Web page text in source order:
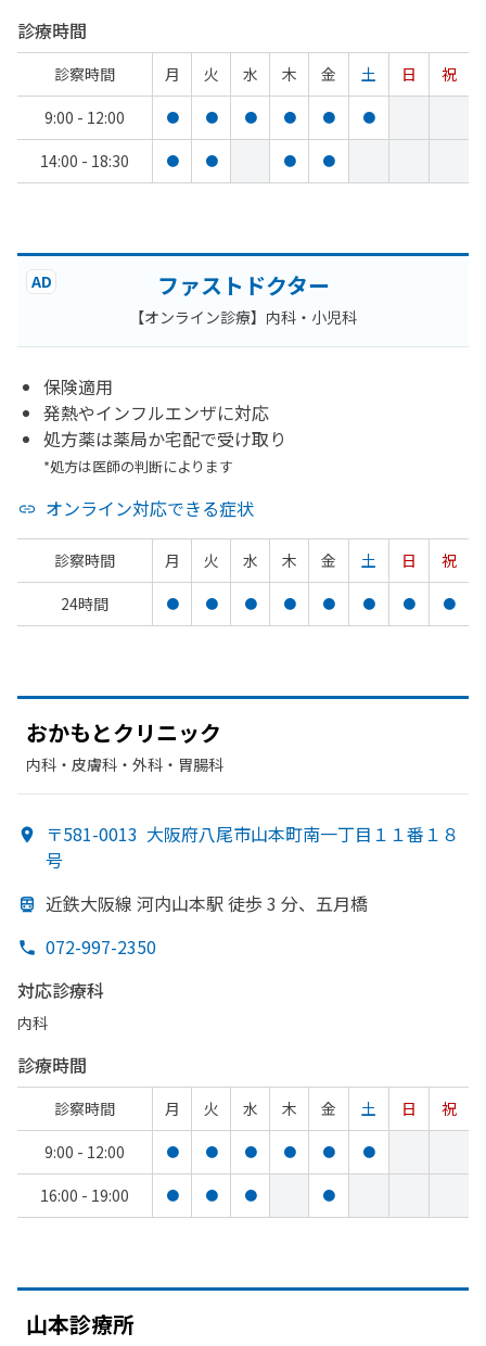
診療時間
診察時間 月 火 水 木 金 土 日
祝
9:00 - 12:00
● ● ● ● ● ●
14:00 - 18:30 ● ● ● ●
AD ファストドクター
【オンライン診療】内科・小児科
保険適用
発熱やインフルエンザに対応
処方薬は薬局か宅配で受け取り
*処方は医師の判断によります
オンライン対応できる症状
診察時間 月 火 水 木 金 土 日
祝
24時間
● ● ● ● ● ● ● ●
おかもとクリニック
内科・​皮膚科・​外科・​胃腸科
〒581-0013 大阪府八尾市山本町南一丁目１１番１８
号
近鉄大阪線 河内山本駅 徒歩 3 分、 五月橋
072-997-2350
対応診療科
内科
診療時間
診察時間 月 火 水 木 金 土 日
祝
9:00 - 12:00
● ● ● ● ● ●
16:00 - 19:00 ● ● ● ●
山本診療所